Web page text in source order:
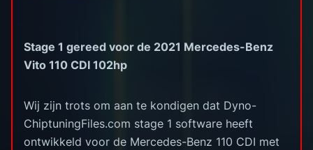
Stage 1 gereed voor de 2021 Mercedes-Benz
Vito 110 CDI 102hp
Wij zijn trots om aan te kondigen dat Dyno-
ChiptuningFiles.com stage 1 software heeft
ontwikkeld voor de Mercedes-Benz 110 CDI met